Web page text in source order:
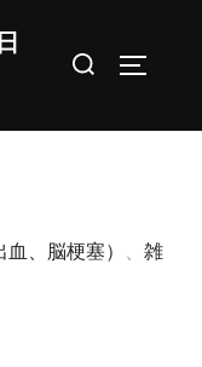
検
、脳梗塞）
雑